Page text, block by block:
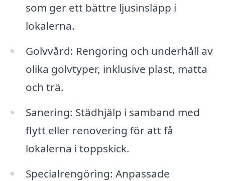
som ger ett bättre ljusinsläpp i
lokalerna.
Golvvård: Rengöring och underhåll av
olika golvtyper, inklusive plast, matta
och trä.
Sanering: Städhjälp i samband med
flytt eller renovering för att få
lokalerna i toppskick.
Specialrengöring: Anpassade